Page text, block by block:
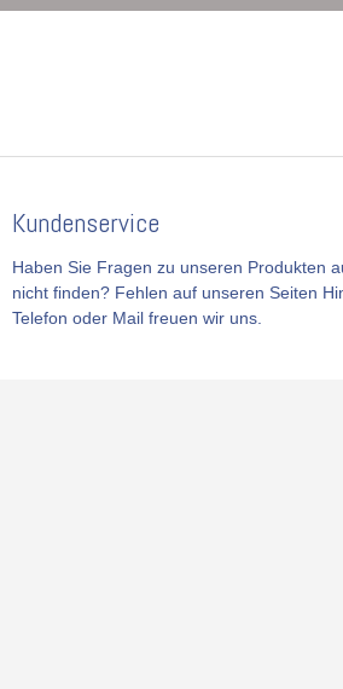
Kundenservice
Haben Sie Fragen zu unseren Produkten
nicht finden? Fehlen auf unseren Seiten
Telefon oder Mail freuen wir uns.